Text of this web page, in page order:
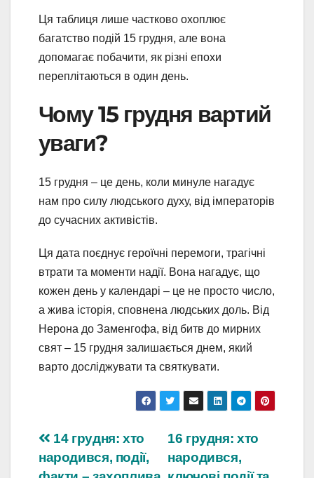
Ця таблиця лише частково охоплює
багатство подій 15 грудня, але вона
допомагає побачити, як різні епохи
переплітаються в один день.
Чому 15 грудня вартий
уваги?
15 грудня – це день, коли минуле нагадує
нам про силу людського духу, від імператорів
до сучасних активістів.
Ця дата поєднує героїчні перемоги, трагічні
втрати та моменти надії. Вона нагадує, що
кожен день у календарі – це не просто число,
а жива історія, сповнена людських доль. Від
Нерона до Заменгофа, від битв до мирних
свят – 15 грудня залишається днем, який
варто досліджувати та святкувати.
Навігація
записів
16 грудня: хто
народився,
14 грудня: хто
народився, події,